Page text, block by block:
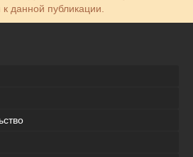
данной публикации.